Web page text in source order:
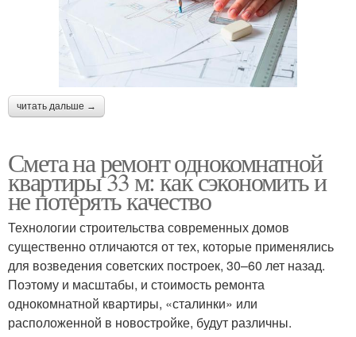
читать дальше →
Смета на ремонт однокомнатной
квартиры 33 м: как сэкономить и
не потерять качество
Технологии строительства современных домов
существенно отличаются от тех, которые применялись
для возведения советских построек, 30–60 лет назад.
Поэтому и масштабы, и стоимость ремонта
однокомнатной квартиры, «сталинки» или
расположенной в новостройке, будут различны.